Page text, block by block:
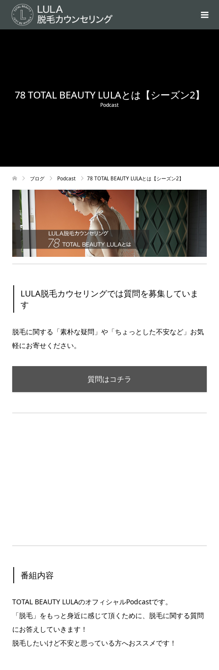
78 TOTAL BEAUTY LULAとは【シーズン2】
Podcast
ブログ Podcast 78 TOTAL BEAUTY LULAとは【シーズン2】
LULA脱毛カウセリングでは質問を募集していま
す
脱毛に関する「素朴な疑問」や「ちょっとした不安など」お気
軽にお寄せください。
質問はコチラ
番組内容
TOTAL BEAUTY LULAのオフィシャルPodcastです。
「脱毛」をもっと身近に感じて頂くために、脱毛に関する質問
にお答えしていきます！
脱毛したいけど不安と思っている方へおススメです！